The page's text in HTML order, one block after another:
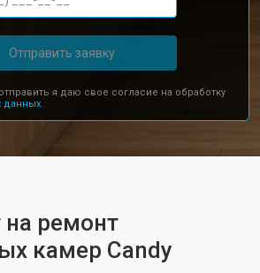
Отправить заявку
я даю свое согласие на обработку
данных.
на ремонт
камер Candy